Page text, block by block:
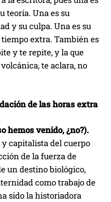
teoría. Una es su
y su culpa. Una es su
extra. También es
y te repite, y la que
te aclara, no
de las horas extra
hemos venido, ¿no?).
capitalista del cuerpo
de la fuerza de
un destino biológico,
como trabajo de
sido la historiadora